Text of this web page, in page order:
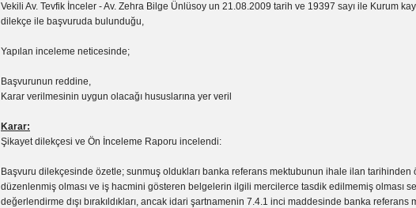
Vekili Av. Tevfik İnceler - Av. Zehra Bilge Ünlüsoy un 21.08.2009 tarih ve 19397 sayı ile Kurum
dilekçe ile başvuruda bulunduğu,
Yapılan inceleme neticesinde;
Başvurunun reddine,
Karar verilmesinin uygun olacağı hususlarına yer veril
Karar:
Şikayet dilekçesi ve Ön İnceleme Raporu incelendi:
Başvuru dilekçesinde özetle; sunmuş oldukları banka referans mektubunun ihale ilan tarihinden
düzenlenmiş olması ve iş hacmini gösteren belgelerin ilgili mercilerce tasdik edilmemiş olması
değerlendirme dışı bırakıldıkları, ancak idari şartnamenin 7.4.1 inci maddesinde banka referans